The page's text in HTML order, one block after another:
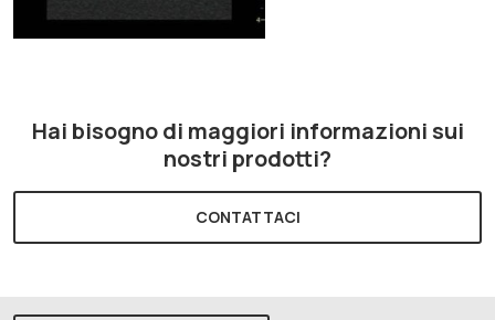
Hai bisogno di maggiori informazioni sui
nostri prodotti?
CONTATTACI